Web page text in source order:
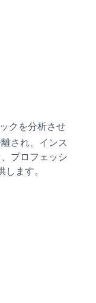
クを分析させ
され、インス
プロフェッシ
ます。